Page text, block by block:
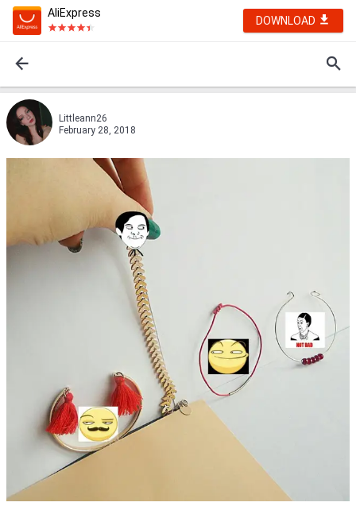
AliExpress
DOWNLOAD
Littleann26
February 28, 2018